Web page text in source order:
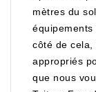
mètres du
côté de
appropriés
que nous